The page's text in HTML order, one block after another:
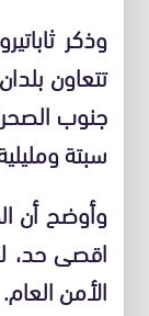
وذكر
تتعاون
جنوب
سبتة
وأوضح أن
اقصى حد،
الأمن العام.